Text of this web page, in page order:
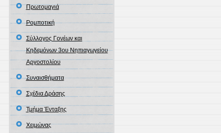
Πρωτομαγιά
Ρομποτική
Σύλλογος Γονέων και
Κηδεμόνων 3ου Νηπιαγωγείου
Αργοστολίου
Συναισθήματα
Σχέδια Δράσης
Τμήμα Ένταξης
Χειμώνας